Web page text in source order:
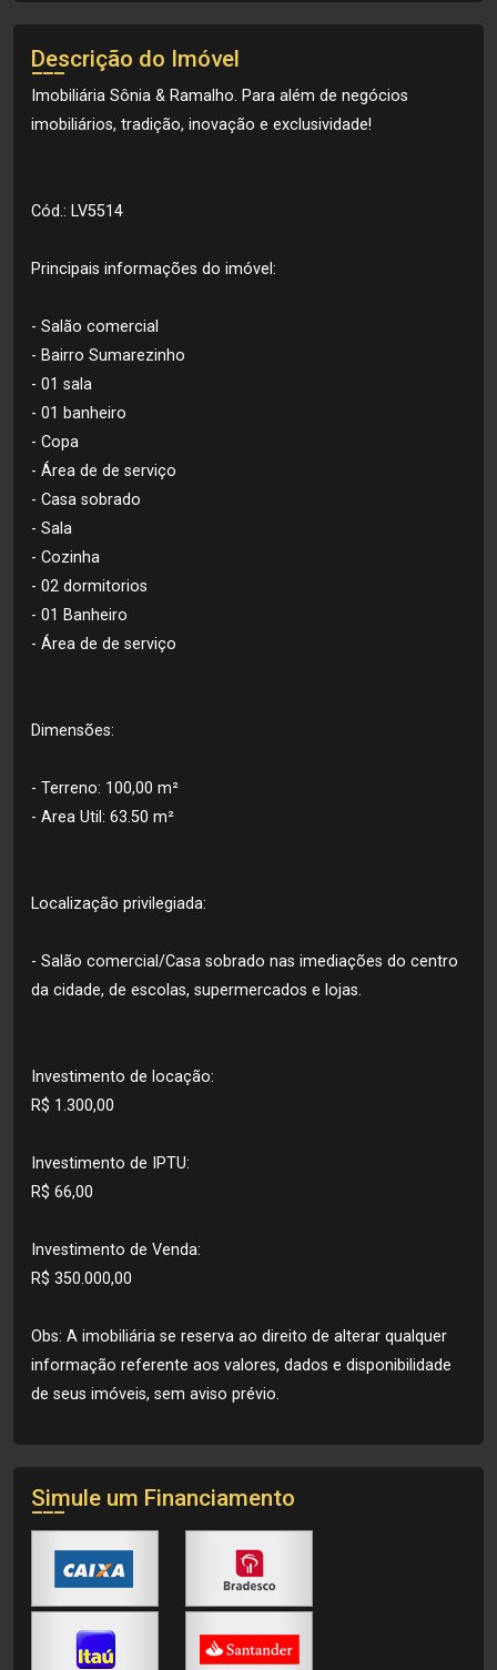
Descrição do Imóvel
Imobiliária Sônia & Ramalho. Para além de negócios
imobiliários, tradição, inovação e exclusividade!
Cód.: LV5514
Principais informações do imóvel:
- Salão comercial
- Bairro Sumarezinho
- 01 sala
- 01 banheiro
- Copa
- Área de de serviço
- Casa sobrado
- Sala
- Cozinha
- 02 dormitorios
- 01 Banheiro
- Área de de serviço
Dimensões:
- Terreno: 100,00 m²
- Area Util: 63.50 m²
Localização privilegiada:
- Salão comercial/Casa sobrado nas imediações do centro
da cidade, de escolas, supermercados e lojas.
Investimento de locação:
R$ 1.300,00
Investimento de IPTU:
R$ 66,00
Investimento de Venda:
R$ 350.000,00
Obs: A imobiliária se reserva ao direito de alterar qualquer
informação referente aos valores, dados e disponibilidade
de seus imóveis, sem aviso prévio.
Simule um Financiamento